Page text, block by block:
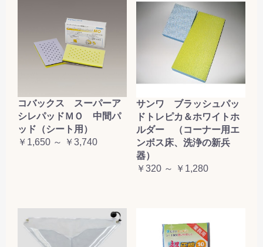
コバックス スーパーア
シレパッドＭＯ 中間パ
ッド（シート用）
￥1,650 ～ ￥3,740
サンワ ブラッシュパッ
ドトレピカ＆ホワイトホ
ルダー （コーナー用エ
ンボス床、洗浄の新兵
器）
￥320 ～ ￥1,280